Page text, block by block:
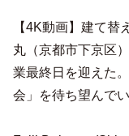
【4K動画】建て替
丸（京都市下京区
業最終日を迎えた
会」を待ち望んでい